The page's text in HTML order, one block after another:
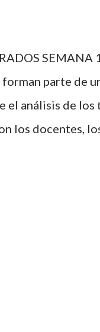
Analítico
SEMANA
parte de
el análisis de los
los docentes,